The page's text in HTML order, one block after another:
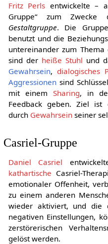
Fritz Perls entwickelte –
Gruppe“ zum
Gestaltgruppe. Die
benutzt und die
untereinander zum
sind der heiße Stuhl und
Gewahrsein, dialogisches
Aggressionensind
mit einem Sharing, in
Feedback geben. Ziel
durch Gewahrseinseiner
Casriel-Gruppe
Daniel Casriel
kathartische Casriel-
emotionaler Offenheit,
zu einem anderen
wieder aktiviert, und die
negativen Einstellungen,
zerstörerischen
gelöst werden.